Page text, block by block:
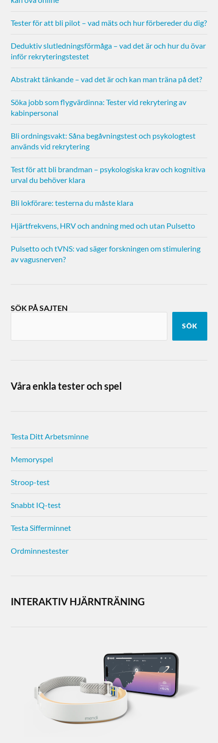
Tester för att bli pilot – vad mäts och hur förbereder du dig?
Deduktiv slutledningsförmåga – vad det är och hur du övar
inför rekryteringstestet
Abstrakt tänkande – vad det är och kan man träna på det?
Söka jobb som flygvärdinna: Tester vid rekrytering av
kabinpersonal
Bli ordningsvakt: Såna begåvningstest och psykologtest
används vid rekrytering
Test för att bli brandman – psykologiska krav och kognitiva
urval du behöver klara
Bli lokförare: testerna du måste klara
Hjärtfrekvens, HRV och andning med och utan Pulsetto
Pulsetto och tVNS: vad säger forskningen om stimulering
av vagusnerven?
SÖK PÅ SAJTEN
SÖK
Våra enkla tester och spel
Testa Ditt Arbetsminne
Memoryspel
Stroop-test
Snabbt IQ-test
Testa Sifferminnet
Ordminnestester
INTERAKTIV HJÄRNTRÄNING